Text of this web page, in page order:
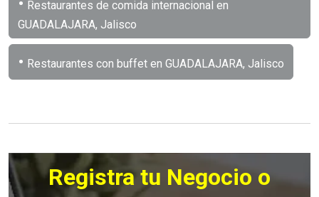
Restaurantes de comida internacional en
GUADALAJARA, Jalisco
• Restaurantes con buffet en GUADALAJARA, Jalisco
Registra tu Negocio o